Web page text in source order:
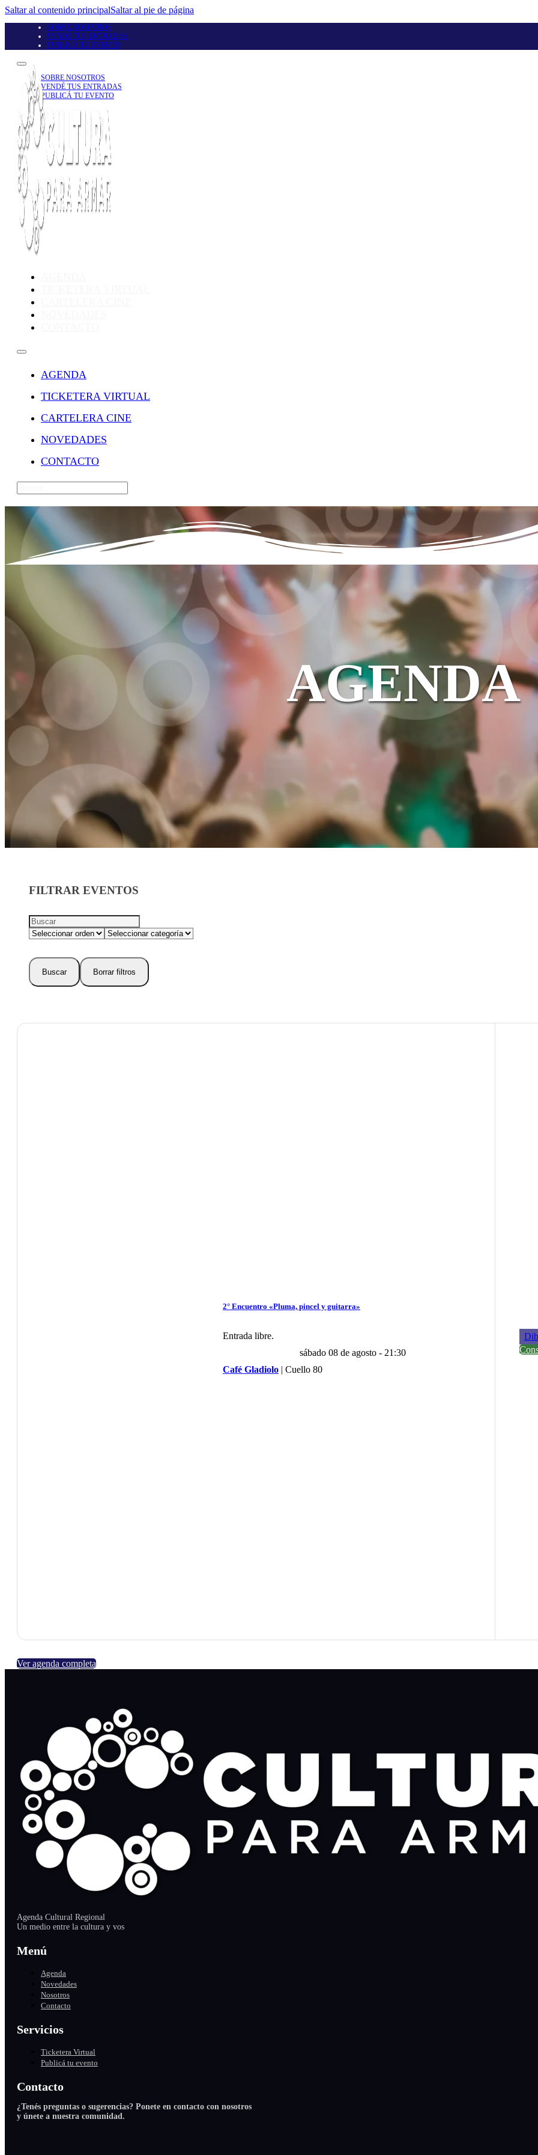
Saltar al contenido principalSaltar al pie de página
SOBRE NOSOTROS
VENDÉ TUS ENTRADAS
PUBLICÁ TU EVENTO
SOBRE NOSOTROS
VENDÉ TUS ENTRADAS
PUBLICÁ TU EVENTO
Seguinos en
AGENDA
TICKETERA VIRTUAL
CARTELERA CINE
NOVEDADES
CONTACTO
AGENDA
FILTRAR EVENTOS
Buscar Borrar filtros
2° Encuentro «Pluma, pincel y guitarra»
Entrada libre.
sábado 08 de agosto - 21:30
Café Gladiolo | Cuello 80
Ver agenda completa
Agenda Cultural Regional
Un medio entre la cultura y vos
Menú
Agenda
Novedades
Nosotros
Contacto
Servicios
Ticketera Virtual
Publicá tu evento
Contacto
¿Tenés preguntas o sugerencias? Ponete en contacto con nosotros
y únete a nuestra comunidad.